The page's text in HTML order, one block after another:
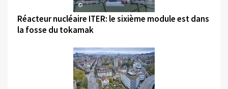
©
Réacteur nucléaire ITER: le sixième module est dans
la fosse du tokamak